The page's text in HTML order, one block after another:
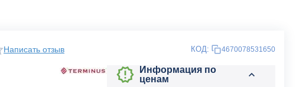
Написать отзыв КОД: 4670078531650
Информация по
ценам